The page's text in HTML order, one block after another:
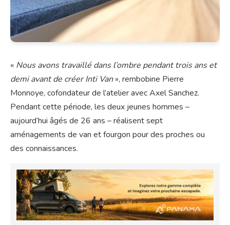
« Nous avons travaillé dans l’ombre pendant trois ans et
demi avant de créer Inti Van», rembobine Pierre
Monnoye, cofondateur de l’atelier avec Axel Sanchez.
Pendant cette période, les deux jeunes hommes –
aujourd’hui âgés de 26 ans – réalisent sept
aménagements de van et fourgon pour des proches ou
des connaissances.